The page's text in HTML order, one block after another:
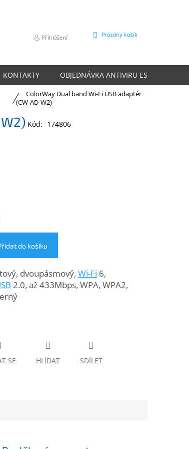
Přihlášení
NÁKUPNÍ
Prázdný košík
KONTAKTY OBJEDNÁVKA ANTIVIRU ESET
ColorWay Dual band Wi-Fi USB adaptér
(CW-AD-W2)
Kód: 174806
do košíku
dvoupásmový, Wi-Fi 6,
2.0, až 433Mbps, WPA, WPA2,
SE HLÍDAT SDÍLET